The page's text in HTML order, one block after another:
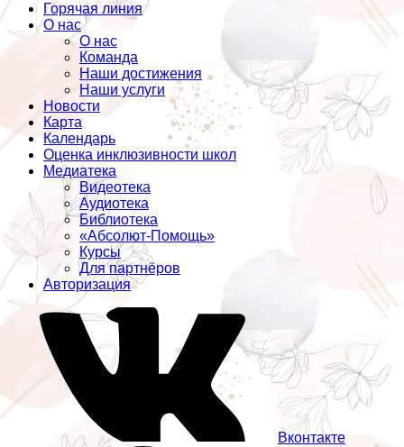
Горячая линия
О нас
О нас
Команда
Наши достижения
Наши услуги
Новости
Карта
Календарь
Оценка инклюзивности школ
Медиатека
Видеотека
Аудиотека
Библиотека
«Абсолют-Помощь»
Курсы
Для партнёров
Авторизация
Вконтакте